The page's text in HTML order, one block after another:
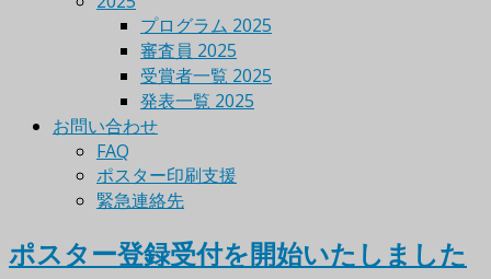
プログラム 2025
審査員 2025
受賞者一覧 2025
発表一覧 2025
お問い合わせ
FAQ
ポスター印刷支援
緊急連絡先
ポスター登録受付を開始いたしました